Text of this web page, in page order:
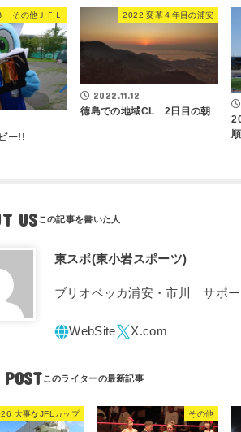
その他ＪＦＬ
ー!!
2022 変革４年目の浦安
2022.11.12
徳島での地域CL 2日目の朝
US
東スポ(東小岩スポーツ)
ブリオベッカ浦安・市川 サポー
大事なJFLカップ その他